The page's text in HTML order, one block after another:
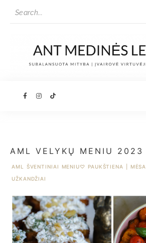
AML VELYKŲ MENIU 2023
AML ŠVENTINIAI MENIU♡ PAUKŠTIENA | MĖSA
UŽKANDŽIAI